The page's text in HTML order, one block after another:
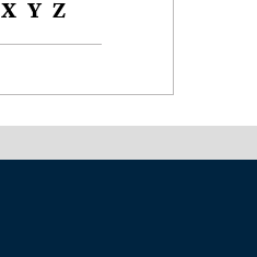
X Y Z